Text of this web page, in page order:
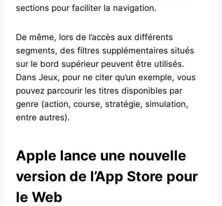
sections pour faciliter la navigation.
De même, lors de l’accès aux différents
segments, des filtres supplémentaires situés
sur le bord supérieur peuvent être utilisés.
Dans Jeux, pour ne citer qu’un exemple, vous
pouvez parcourir les titres disponibles par
genre (action, course, stratégie, simulation,
entre autres).
Apple lance une nouvelle
version de l’App Store pour
le Web